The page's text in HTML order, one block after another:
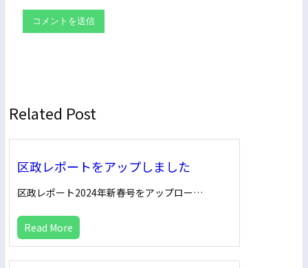
Related Post
区政レポートをアップしました
区政レポート2024年新春号をアップロー…
Read More